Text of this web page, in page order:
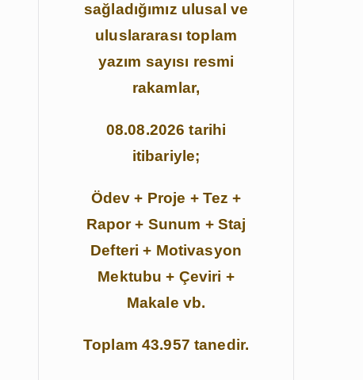
sağladığımız ulusal ve
uluslararası toplam
yazım sayısı resmi
rakamlar,
08.08.2026 tarihi
itibariyle;
Ödev + Proje + Tez +
Rapor + Sunum + Staj
Defteri + Motivasyon
Mektubu + Çeviri +
Makale vb.
Toplam 43.957 tanedir.